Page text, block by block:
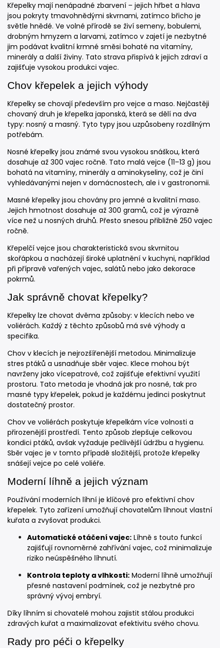
Křepelky mají nenápadné zbarvení – jejich hřbet a hlava
jsou pokryty tmavohnědými skvrnami, zatímco břicho je
světle hnědé. Ve volné přírodě se živí semeny, bobulemi,
drobným hmyzem a larvami, zatímco v zajetí je nezbytné
jim podávat kvalitní krmné směsi bohaté na vitamíny,
minerály a další živiny. Tato strava přispívá k jejich zdraví a
zajišťuje vysokou produkci vajec.
Chov křepelek a jejich výhody
Křepelky se chovají především pro vejce a maso. Nejčastěji
chovaný druh je křepelka japonská, která se dělí na dva
typy: nosný a masný. Tyto typy jsou uzpůsobeny rozdílným
potřebám.
Nosné křepelky jsou známé svou vysokou snáškou, která
dosahuje až 300 vajec ročně. Tato malá vejce (11–13 g) jsou
bohatá na vitamíny, minerály a aminokyseliny, což je činí
vyhledávanými nejen v domácnostech, ale i v gastronomii.
Masné křepelky jsou chovány pro jemné a kvalitní maso.
Jejich hmotnost dosahuje až 300 gramů, což je výrazně
více než u nosných druhů. Přesto snesou přibližně 250 vajec
ročně.
Křepelčí vejce jsou charakteristická svou skvrnitou
skořápkou a nacházejí široké uplatnění v kuchyni, například
při přípravě vařených vajec, salátů nebo jako dekorace
pokrmů.
Jak správně chovat křepelky?
Křepelky lze chovat dvěma způsoby: v klecích nebo ve
voliérách. Každý z těchto způsobů má své výhody a
specifika.
Chov v klecích je nejrozšířenější metodou. Minimalizuje
stres ptáků a usnadňuje sběr vajec. Klece mohou být
navrženy jako vícepatrové, což zajišťuje efektivní využití
prostoru. Tato metoda je vhodná jak pro nosné, tak pro
masné typy křepelek, pokud je každému jedinci poskytnut
dostatečný prostor.
Chov ve voliérách poskytuje křepelkám více volnosti a
přirozenější prostředí. Tento způsob zlepšuje celkovou
kondici ptáků, avšak vyžaduje pečlivější údržbu a hygienu.
Sběr vajec je v tomto případě složitější, protože křepelky
snášejí vejce po celé voliéře.
Moderní líhně a jejich význam
Používání moderních líhní je klíčové pro efektivní chov
křepelek. Tyto zařízení umožňují chovatelům líhnout vlastní
kuřata a zvyšovat produkci.
Automatické otáčení vajec: Líhně s touto funkcí
zajišťují rovnoměrné zahřívání vajec, což minimalizuje
riziko neúspěšného líhnutí.
Kontrola teploty a vlhkosti: Moderní líhně umožňují
přesné nastavení podmínek, což je nezbytné pro
správný vývoj embryí.
Díky líhním si chovatelé mohou zajistit stálou produkci
zdravých kuřat a maximalizovat efektivitu svého chovu.
Rady pro péči o křepelky